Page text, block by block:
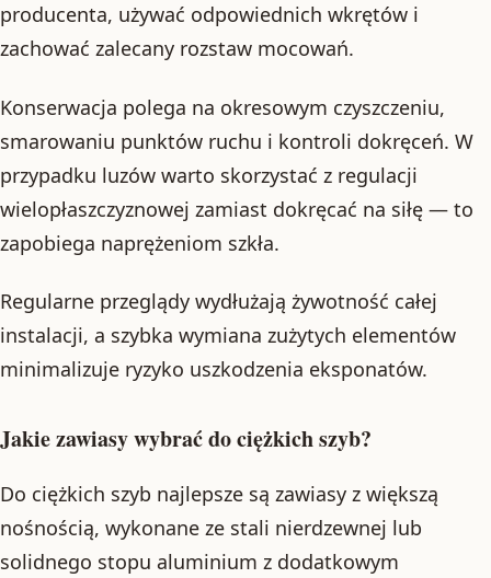
producenta, używać odpowiednich wkrętów i
zachować zalecany rozstaw mocowań.
Konserwacja polega na okresowym czyszczeniu,
smarowaniu punktów ruchu i kontroli dokręceń. W
przypadku luzów warto skorzystać z regulacji
wielopłaszczyznowej zamiast dokręcać na siłę — to
zapobiega naprężeniom szkła.
Regularne przeglądy wydłużają żywotność całej
instalacji, a szybka wymiana zużytych elementów
minimalizuje ryzyko uszkodzenia eksponatów.
Jakie zawiasy wybrać do ciężkich szyb?
Do ciężkich szyb najlepsze są zawiasy z większą
nośnością, wykonane ze stali nierdzewnej lub
solidnego stopu aluminium z dodatkowym